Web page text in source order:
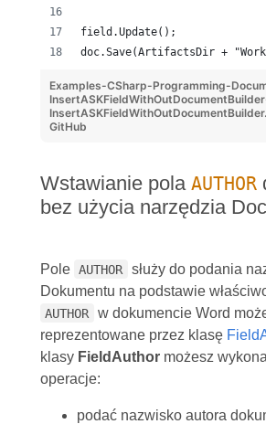
field.Update();
doc.Save(ArtifactsDir +
Examples-CSharp-Programming-
GitHub
Wstawianie pola AUTHOR
bez użycia narzędzia
Pole AUTHOR
służy do podania
Dokumentu na podstawie
AUTHOR
w dokumencie Word
reprezentowane przez klasę
klasy FieldAuthormożesz
operacje:
podać nazwisko autora